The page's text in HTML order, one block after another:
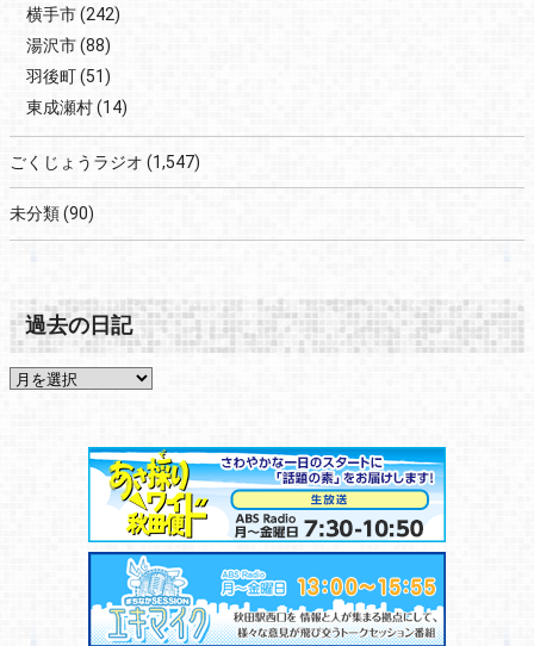
横手市(242)
湯沢市(88)
羽後町(51)
東成瀬村(14)
ごくじょうラジオ (1,547)
未分類(90)
過去の日記